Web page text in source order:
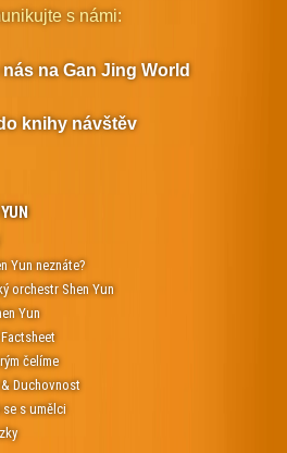
Yun neznáte?
orchestr Shen Yun
Yun
čelíme
Duchovnost
se s umělci
s námi:
na Gan Jing World
knihy návštěv